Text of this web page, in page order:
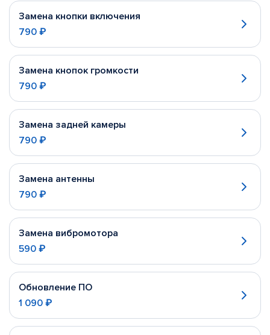
Замена кнопки включения
790 ₽
Замена кнопок громкости
790 ₽
Замена задней камеры
790 ₽
Замена антенны
790 ₽
Замена вибромотора
590 ₽
Обновление ПО
1 090 ₽